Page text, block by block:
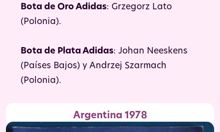
Bota de Oro Adidas: Grzegorz Lato
(Polonia).
Bota de Plata Adidas: Johan Neeskens
(Países Bajos) y Andrzej Szarmach
(Polonia).
Argentina 1978